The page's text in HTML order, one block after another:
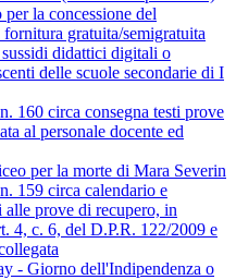
la concessione del
gratuita/semigratuita
didattici digitali o
delle scuole secondarie di I
160 circa consegna testi prove
al personale docente ed
per la morte di Mara Severin
159 circa calendario e
alle prove di recupero, in
4, c. 6, del D.P.R. 122/2009 e
- Giorno dell'Indipendenza o